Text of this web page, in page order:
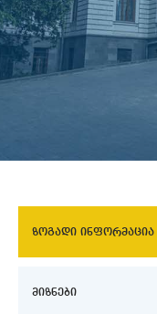
ზოგადი ინფორმაცია
მიზნები